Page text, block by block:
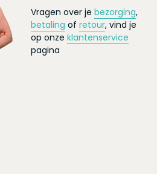
Vragen over je bezorging,
betaling of retour, vind je
op onze klantenservice
pagina